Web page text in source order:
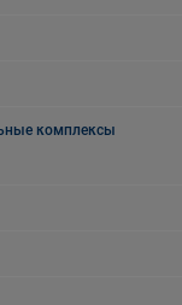
комплексы